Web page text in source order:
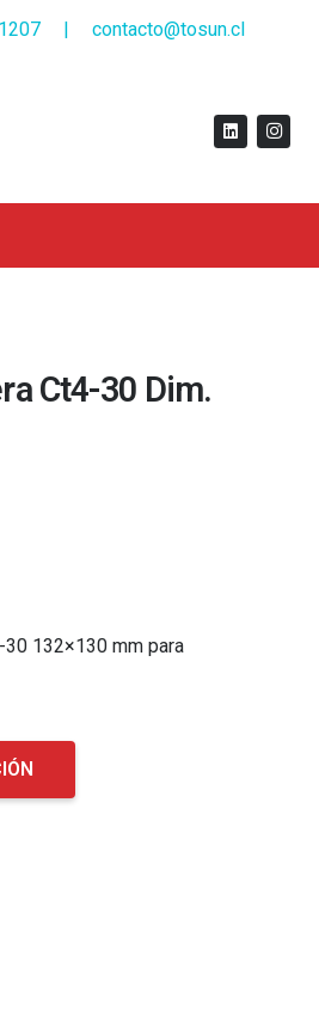
| contacto@tosun.cl
Ct4-30 Dim.
132×130 mm para